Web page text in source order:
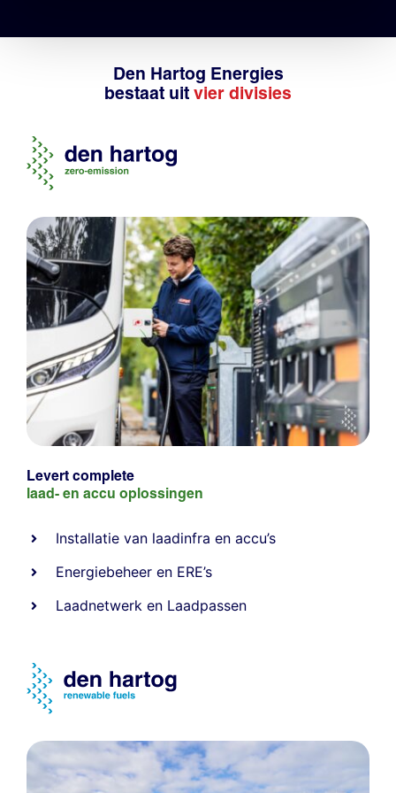
Den Hartog Energies
bestaat uit vier divisies
Levert complete
laad- en accu oplossingen
Installatie van laadinfra en accu’s
Energiebeheer en ERE’s
Laadnetwerk en Laadpassen